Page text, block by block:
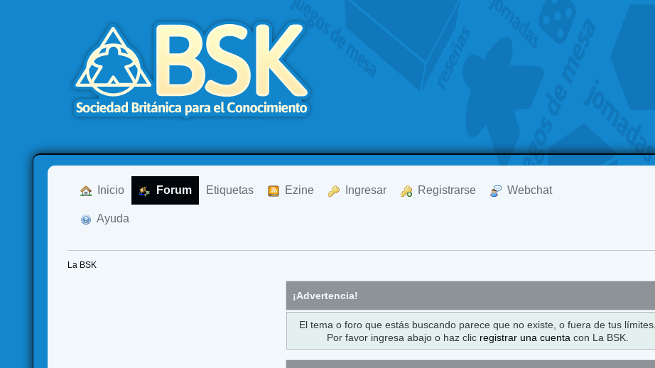
Inicio Forum Etiquetas Ezine Ingresar Registrarse Webchat
Ayuda
La BSK
¡Advertencia!
El tema o foro que estás buscando parece que no existe, o fuera de tus límites.
Por favor ingresa abajo o haz clic registrar una cuenta con La BSK.